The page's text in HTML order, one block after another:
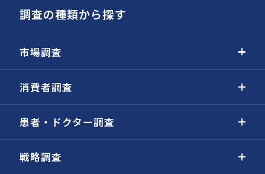
調査の種類から探す
市場調査
消費者調査
患者・ドクター調査
戦略調査